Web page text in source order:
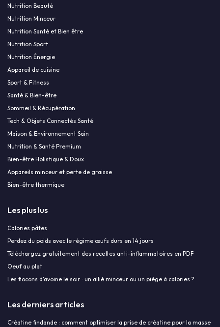
Nutrition Beauté
Nutrition Minceur
Nutrition Santé et Bien être
Nutrition Sport
Nutrition Énergie
Appareil de cuisine
Sport & Fitness
Santé & Bien-être
Sommeil & Récupération
Tech & Objets Connectés Santé
Maison & Environnement Sain
Nutrition & Santé Premium
Bien-être Holistique & Doux
Appareils minceur et perte de graisse
Bien-être thermique
Les plus lus
Calories pâtes
Perdez du poids avec le régime œufs durs en 14 jours
Téléchargez gratuitement des recettes anti-inflammatoires en PDF
Oeuf au plat
Les flocons d'avoine le soir : un allié minceur ou un piège à calories ?
Les derniers articles
Créatine findande : comment optimiser la prise de créatine pour la masse